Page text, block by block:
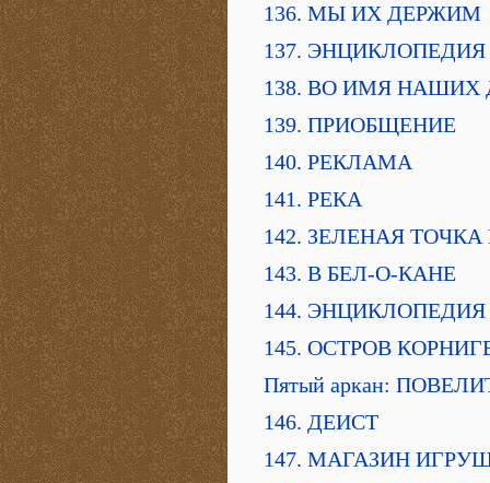
136. МЫ ИХ ДЕРЖИМ
137. ЭНЦИКЛОПЕДИЯ
138. ВО ИМЯ НАШИХ
139. ПРИОБЩЕНИЕ
140. РЕКЛАМА
141. РЕКА
142. ЗЕЛЕНАЯ
143. В БЕЛ-О-КАНЕ
144. ЭНЦИКЛОПЕДИЯ
145. ОСТРОВ
Пятый аркан:
146. ДЕИСТ
147. МАГАЗИН